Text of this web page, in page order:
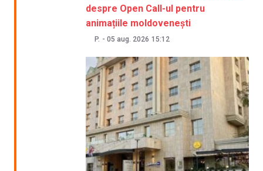
despre Open Call-ul pentru
animațiile moldovenești
P. - 05 aug. 2026 15:12